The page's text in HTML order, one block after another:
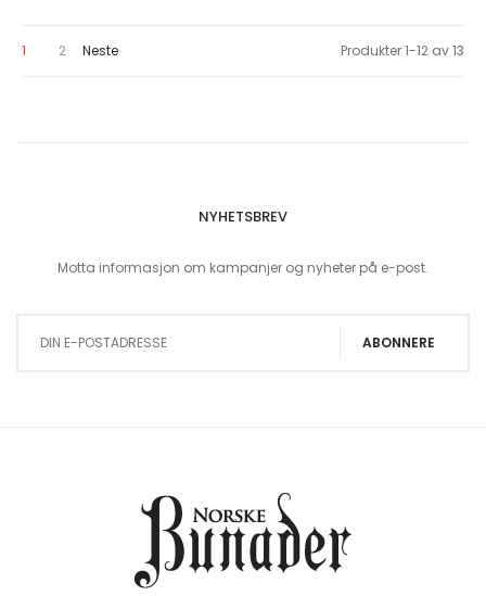
Produkter1-12 av13
You're currently reading page
1 Page
2 Page
Neste
NYHETSBREV
Motta informasjon om kampanjer og nyheter på e-post.
ABONNERE